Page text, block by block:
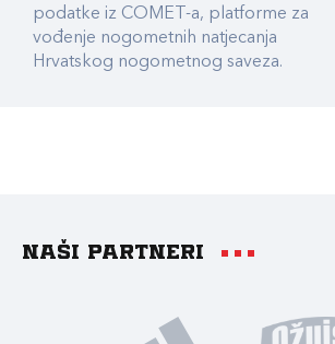
podatke iz COMET-a, platforme za
vođenje nogometnih natjecanja
Hrvatskog nogometnog saveza.
Naši partneri